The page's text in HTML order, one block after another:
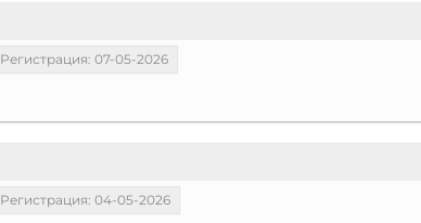
Регистрация: 07-05-2026
Регистрация: 04-05-2026